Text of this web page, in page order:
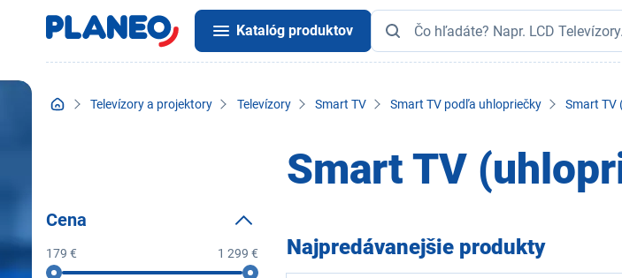
Katalóg produktov
Televízory a projektory Televízory Smart TV Smart TV podľa uhlopriečky Smart TV
Smart TV
Najpredávanejšie produkty
Cena
179 € 1 299 €
Cena